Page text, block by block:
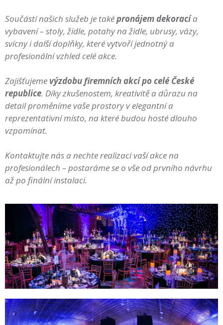
Součástí našich služeb je taképronájem dekoracía
vybavení – stoly, židle, potahy na židle, ubrusy, vázy,
svícny i další doplňky, které vytvoří jednotný a
profesionální vzhled celé akce.
Zajišťujeme výzdobu firemních akcí po celé České
republice. Díky zkušenostem, kreativitě a důrazu na
detail proměníme vaše prostory v elegantní a
reprezentativní místo, na které budou hosté dlouho
vzpomínat.
Kontaktujte nás a nechte realizaci vaší akce na
profesionálech – postaráme se o vše od prvního návrhu
až po finální instalaci.